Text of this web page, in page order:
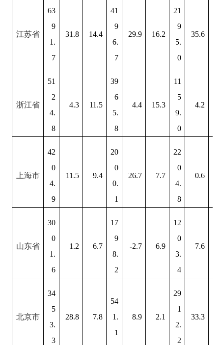
江苏省
63
9
1.
7
31.8 14.4
41
9
6.
7
29.9 16.2
21
9
5.
0
35.6
浙江省
51
2
4.
8
4.3 11.5
39
6
5.
8
4.4 15.3
11
5
9.
0
4.2
上海市
42
0
4.
9
11.5 9.4
20
0
0.
1
26.7 7.7
22
0
4.
8
0.6
山东省
30
0
1.
6
1.2 6.7
17
9
8.
2
-2.7 6.9
12
0
3.
4
7.6
北京市
34
5
3.
3
28.8 7.8
54
1.
1
8.9 2.1
29
1
2.
2
33.3